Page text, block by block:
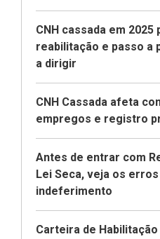
CNH cassada em 2025
reabilitação e passo a
a dirigir
CNH Cassada afeta
empregos e registro
Antes de entrar com
Lei Seca, veja os
indeferimento
Carteira de